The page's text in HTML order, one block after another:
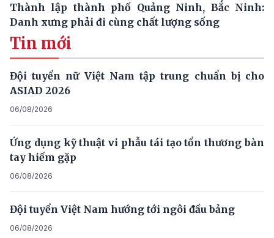
Thành lập thành phố Quảng Ninh, Bắc Ninh:
Danh xưng phải đi cùng chất lượng sống
Tin mới
Đội tuyển nữ Việt Nam tập trung chuẩn bị cho
ASIAD 2026
06/08/2026
Ứng dụng kỹ thuật vi phẫu tái tạo tổn thương bàn
tay hiếm gặp
06/08/2026
Đội tuyển Việt Nam hướng tới ngôi đầu bảng
06/08/2026